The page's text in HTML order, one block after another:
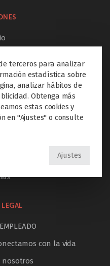
con la vida
nosotros
terceros para analizar
estadística sobre
analizar hábitos de
Obtenga más
estas cookies y
en "Ajustes" o consulte
Ajustes